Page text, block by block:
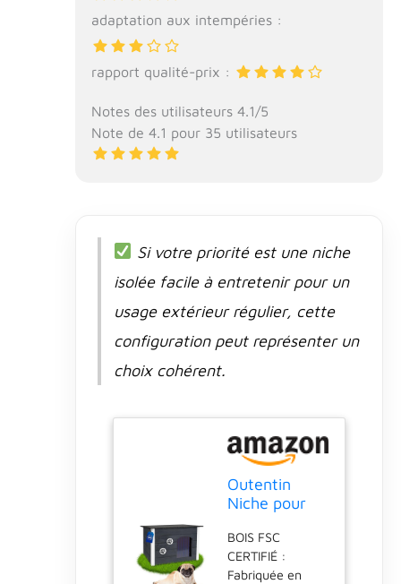
adaptation aux intempéries :
rapport qualité-prix :
Notes des utilisateurs 4.1/5
Note de 4.1 pour 35 utilisateurs
Si votre priorité est une niche
isolée facile à entretenir pour un
usage extérieur régulier, cette
configuration peut représenter un
choix cohérent.
Outentin
Niche pour
Isolée L –
Maison pour
Chien
BOIS FSC
CERTIFIÉ :
Fabriquée en